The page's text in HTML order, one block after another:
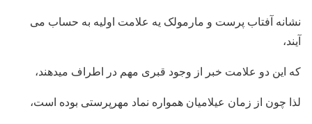
نشانه آفتاب پرست و مارمولک یه علامت اولیه به حساب می
آیند،
که این دو علامت خبر از وجود قبری مهم در اطراف میدهند،
لذا چون از زمان عیلامیان همواره نماد مهرپرستی بوده است،